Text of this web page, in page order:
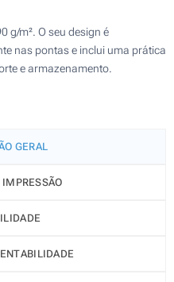
g/m². O seu design é
nas pontas e inclui uma prática
e armazenamento.
GERAL